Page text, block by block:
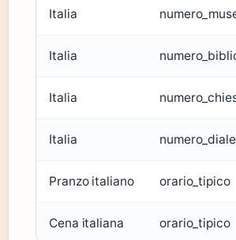
Italia
Italia
Italia
Italia
Pranzo italiano orario_tipico
Cena italiana orario_tipico